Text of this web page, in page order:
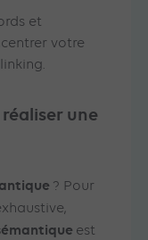
et
votre
une
? Pour
est